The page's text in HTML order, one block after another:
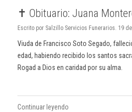
✝️ Obituario: Juana
Escrito por Salzillo Servicios Funerarios. 19
Viuda de Francisco Soto Segado,
edad, habiendo recibido los santos
Rogad a Dios en caridad por su alma.
Continuar leyendo